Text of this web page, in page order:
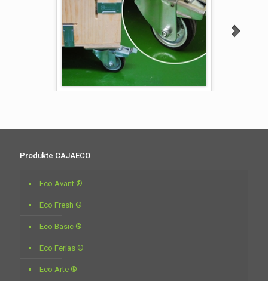
Produkte CAJAECO
Eco Avant ®
Eco Fresh ®
Eco Basic ®
Eco Ferias ®
Eco Arte ®